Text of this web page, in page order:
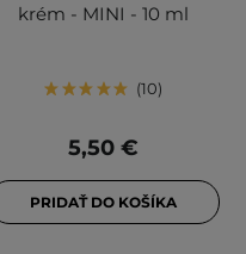
krém - MINI - 10 ml
10
5,50 €
PRIDAŤ DO KOŠÍKA